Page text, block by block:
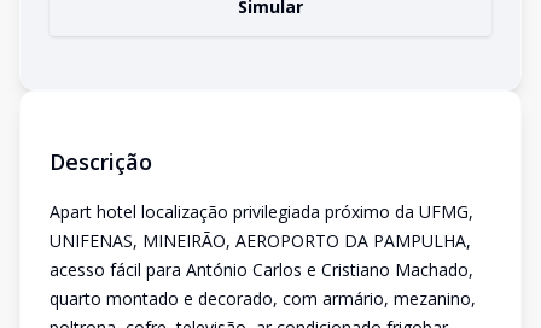
Simular
Descrição
Apart hotel localização privilegiada próximo da UFMG,
UNIFENAS, MINEIRÃO, AEROPORTO DA PAMPULHA,
acesso fácil para António Carlos e Cristiano Machado,
quarto montado e decorado, com armário, mezanino,